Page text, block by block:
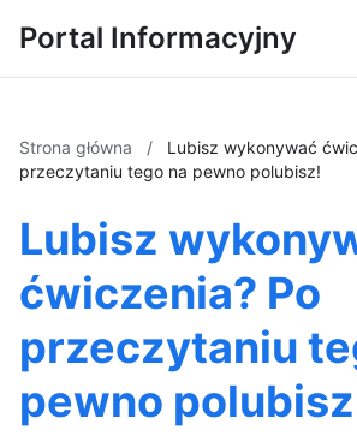
Portal Informacyjny
Strona główna /
Lubisz wykonywać
przeczytaniu tego na pewno polubisz!
Lubisz
ćwiczenia? Po
przeczytaniu
pewno